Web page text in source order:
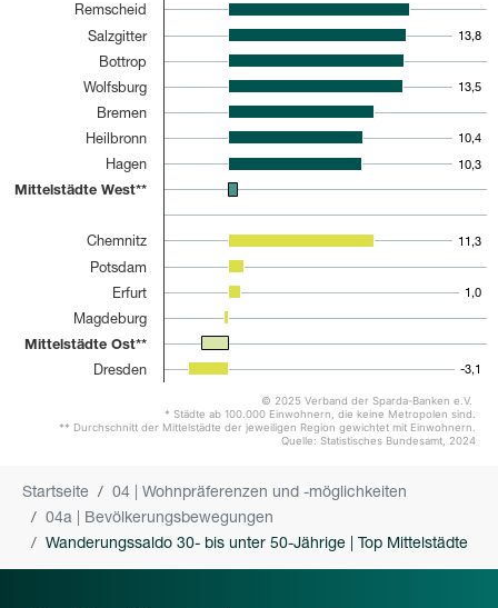
13,8
13,8
13,5
13,5
10,4
10,4
10,3
10,3
11,3
11,3
1,0
1,0
-3,1
-3,1
Remscheid
Salzgitter
Bottrop
Wolfsburg
Bremen
Heilbronn
Hagen
Mittelstädte West**
Chemnitz
Potsdam
Erfurt
Magdeburg
Mittelstädte Ost**
Dresden
© 2025 Verband der Sparda-Banken e.V.
* Städte ab 100.000 Einwohnern, die keine Metropolen sind.
** Durchschnitt der Mittelstädte der jeweiligen Region gewichtet mit Einwohnern.
Quelle: Statistisches Bundesamt, 2024
Startseite
04 | Wohnpräferenzen und -möglichkeiten
04a | Bevölkerungsbewegungen
Wanderungssaldo 30- bis unter 50-Jährige | Top Mittelstädte